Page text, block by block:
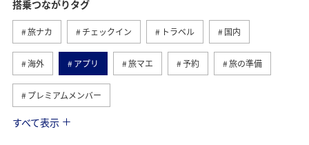
搭乗つながりタグ
旅ナカ チェックイン トラベル 国内
海外 アプリ 旅マエ 予約 旅の準備
プレミアムメンバー
ANAマイレージクラブ
すべて表示